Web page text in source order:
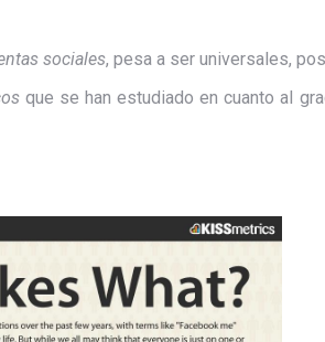
sociales, pesa a ser universales,
que se han estudiado en cuanto al